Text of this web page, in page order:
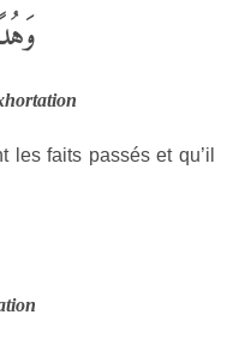
les faits passés et qu’il